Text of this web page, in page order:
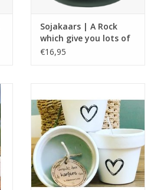
Sojakaars | A Rock
which give you lots of
luck
€16,95